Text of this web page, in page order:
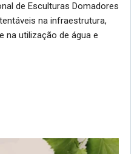
de Esculturas Domadores
na infraestrutura,
na utilização de água e